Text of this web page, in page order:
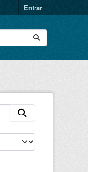
Entrar